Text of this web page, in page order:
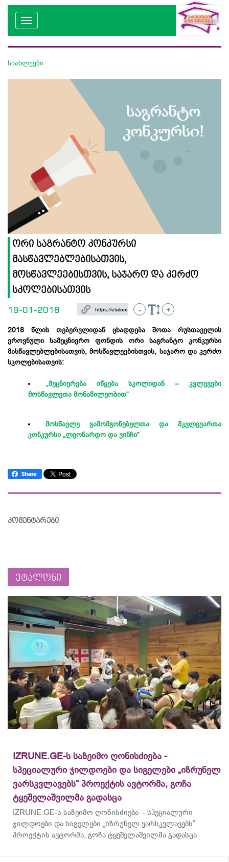
სიახლეები
ორი საგრანტო კონკურსი
მასწავლებლებისათვის,
მოსწავლეებისთვის, საჯარო და კერძო
სკოლებისათვის
19-01-2018 - +
2018 წლის თებერვლიდან ცხადდება შოთა რუსთაველის
ეროვნული სამეცნიერო ფონდის ორი საგრანტო კონკურსი
მასწავლებლებისათვის, მოსწავლეებისთვის, საჯარო და კერძო
სკოლებისათვის:
„მეცნიერება იწყება სკოლიდან – კვლევები
მოსწავლეთა მონაწილეობით“
მოსწავლე გამომგონებელთა და მკვლევართა
კონკურსი „ლეონარდო და ვინჩი“
კომენტარები
ეტალონი
IZRUNE.GE-ს საზეიმო ღონისძიება -
სპეციალური ჯილდოები და სიგელები „იზრუნელ
ვარსკვლავებს“ პროექტის ავტორმა, გოჩა
ტყეშელაშვილმა გადასცა
IZRUNE.GE-ს საზეიმო ღონისძიება - სპეციალური
ჯილდოები და სიგელები „იზრუნელ ვარსკვლავებს“
პროექტის ავტორმა, გოჩა ტყეშელაშვილმა გადასცა